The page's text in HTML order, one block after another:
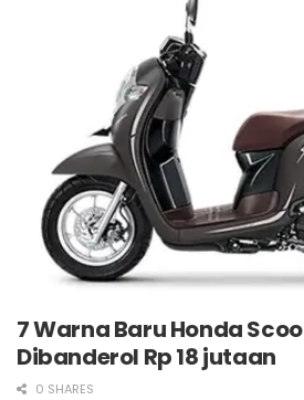
7 Warna Baru Honda
Dibanderol Rp 18 jutaan
0 SHARES